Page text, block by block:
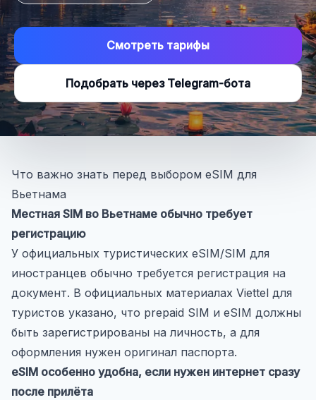
Смотреть тарифы
Подобрать через Telegram-бота
Что важно знать перед выбором eSIM для
Вьетнама
Местная SIM во Вьетнаме обычно требует
регистрацию
У официальных туристических eSIM/SIM для
иностранцев обычно требуется регистрация на
документ. В официальных материалах Viettel для
туристов указано, что prepaid SIM и eSIM должны
быть зарегистрированы на личность, а для
оформления нужен оригинал паспорта.
eSIM особенно удобна, если нужен интернет сразу
после прилёта